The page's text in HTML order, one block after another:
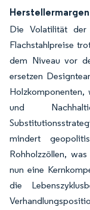
Herstellermargen
Die Volatilität
Flachstahlpreise
dem Niveau vor
ersetzen
und
mindert
Rohholzzöllen,
nun eine
die